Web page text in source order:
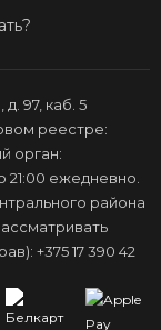
97, каб. 5
реестре:
орган:
ежедневно.
района
+375 17 390 42